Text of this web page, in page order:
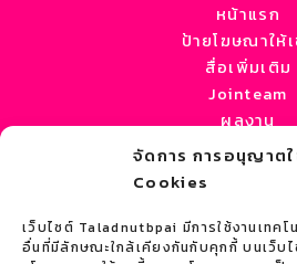
จัดการ การอนุญาต
Cookies
เว็บไซต์ Taladnutbpai มีการใช้งานเทค
อื่นที่มีลักษณะใกล้เคียงกันกับคุกกี้ บนเว็บ
หน้าแรก
ป้ายโฆษณาให้เ
สื่อเพิ่มเติม
Jointeam
ผลงาน
บทความ / ข่
เกี่ยวกับเรา
ติดต่อเรา